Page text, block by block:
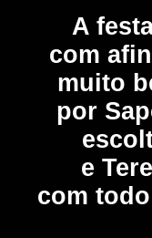
A
com
muito
por
e
com